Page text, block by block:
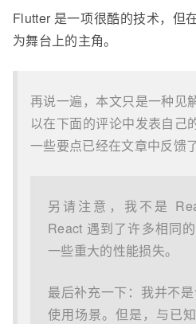
Flutter 是一项很酷的技术，但
为舞台上的主角。
再说一遍，本文只是一种见
以在下面的评论中发表自己
一些要点已经在文章中反馈了
另请注意，我不是
React 遇到了许多相同
一些重大的性能损失。
最后补充一下：我并不
使用场景。但是，与已